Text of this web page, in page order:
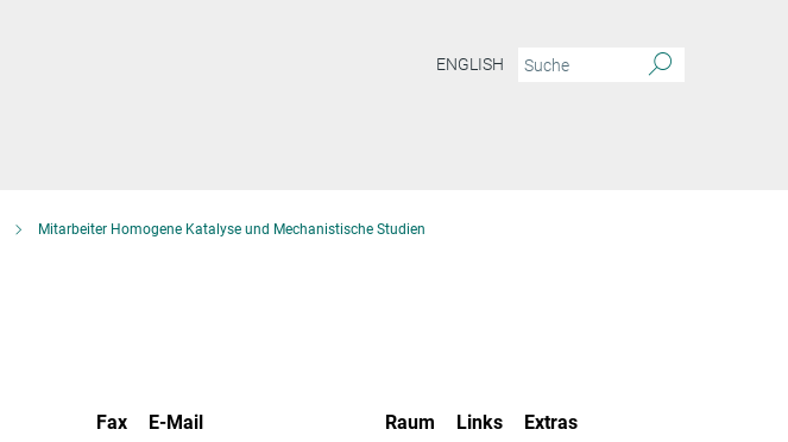
ENGLISH
Mitarbeiter Homogene Katalyse und Mechanistische Studien
Fax E-Mail Raum Links
Extras